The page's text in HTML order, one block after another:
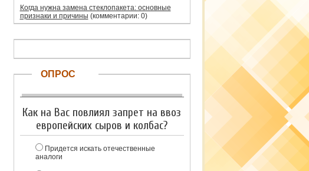
Когда нужна замена стеклопакета: основные
признаки и причины (комментарии: 0)
ОПРОС
Как на Вас повлиял запрет на ввоз
европейских сыров и колбас?
Придется искать отечественные
аналоги